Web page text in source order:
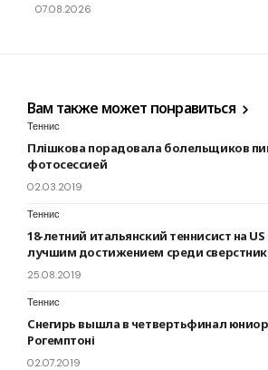
07.08.2026
Вам также может понравиться
Теннис
Плішкова порадовала болельщиков
фотосессией
02.03.2019
Теннис
18-летний итальянский теннисист на
лучшим достижением среди
25.08.2019
Теннис
Снегирь вышла в четвертьфинал
Рогемптоні
02.07.2019